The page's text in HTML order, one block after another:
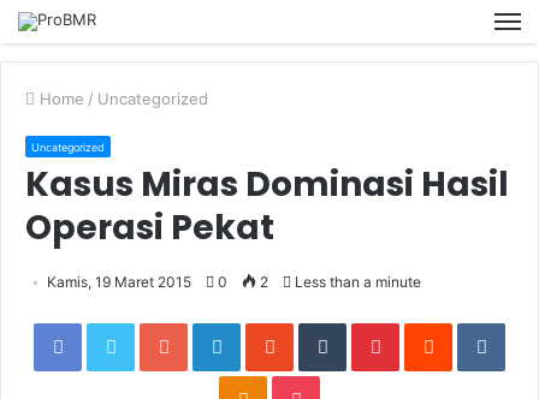
Home / Uncategorized
Uncategorized
Kasus Miras Dominasi Hasil
Operasi Pekat
Kamis, 19 Maret 2015 0 2 Less than a minute
FacebookTwitterGoogle+LinkedInStumbleUpon
TumblrPinterestReddit
Odnoklassniki
Pocket